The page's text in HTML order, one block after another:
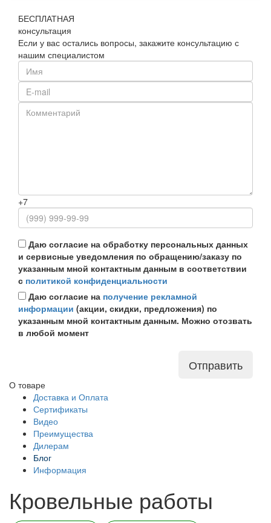
БЕСПЛАТНАЯ
консультация
Если у вас остались вопросы, закажите консультацию с
нашим специалистом
+7
Даю согласие на обработку персональных данных
и сервисные уведомления по обращению/заказу по
указанным мной контактным данным в соответствии
с политикой конфиденциальности
Даю согласие на получение рекламной
информации (акции, скидки, предложения) по
указанным мной контактным данным. Можно отозвать
в любой момент
Отправить
О товаре
Доставка и Оплата
Сертификаты
Видео
Преимущества
Дилерам
Блог
Информация
Кровельные работы